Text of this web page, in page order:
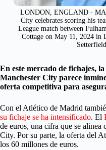
LONDON, ENGLAND -
City celebrates scoring his
League match between
Cottage on May 11, 2024 in
En este mercado de fichajes,
Manchester City parece
oferta competitiva para
Con el Atlético de Madrid
su fichaje se ha intensificado. El
de euros, una cifra que se alinea
City. Por su parte, la oferta del
los 60 millones de euros.